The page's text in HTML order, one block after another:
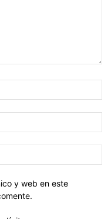
y web en este